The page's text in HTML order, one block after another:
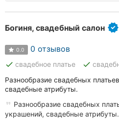
Богиня, свадебный салон
0.0 0 отзывов
done свадебное платье done
Разнообразие свадебных
свадебные атрибуты.
Разнообразие свадебных
украшений, свадебные атрибуты.